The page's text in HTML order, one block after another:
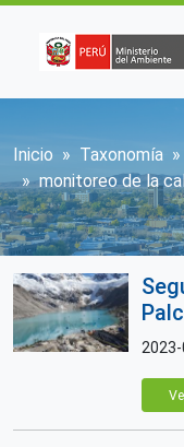
Sobrescribir
Inicio Taxonomía
monitoreo de la